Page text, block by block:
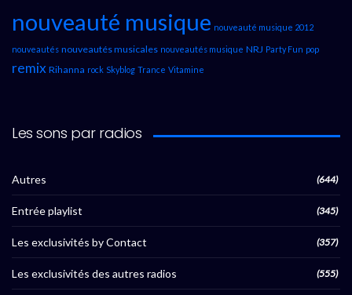
nouveauté musique nouveauté musique 2012
nouveautés nouveautés musicales nouveautés musique NRJ Party Fun pop
remix Rihanna rock Skyblog Trance Vitamine
Les sons par radios
Autres (644)
Entrée playlist (345)
Les exclusivités by Contact (357)
Les exclusivités des autres radios (555)